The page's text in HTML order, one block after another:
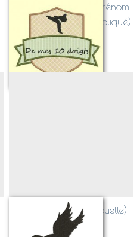
Blason SPORT avec prénom
ARTS MARTIAUX (appliqué)
Sur demande
Canard en vol (silhouette)